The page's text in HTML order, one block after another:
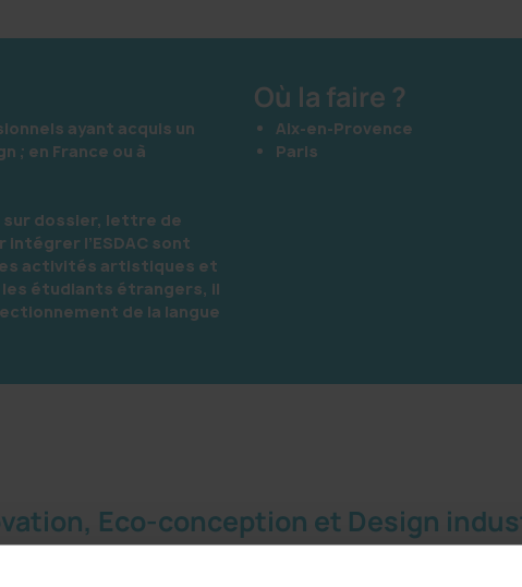
ayant acquis un
; en France ou à
sur dossier, lettre de
l’ESDAC sont
activités artistiques et
étudiants étrangers, il
de la langue
Où la faire ?
Aix-en-Provence
Paris
Eco-conception et Design